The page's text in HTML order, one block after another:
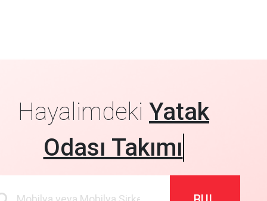
Hayalimdeki Yatak
Odası Takımı